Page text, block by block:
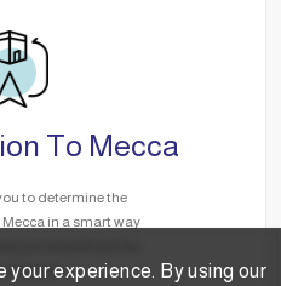
To Mecca
to determine the
in a smart way
Internet.
your experience. By using our